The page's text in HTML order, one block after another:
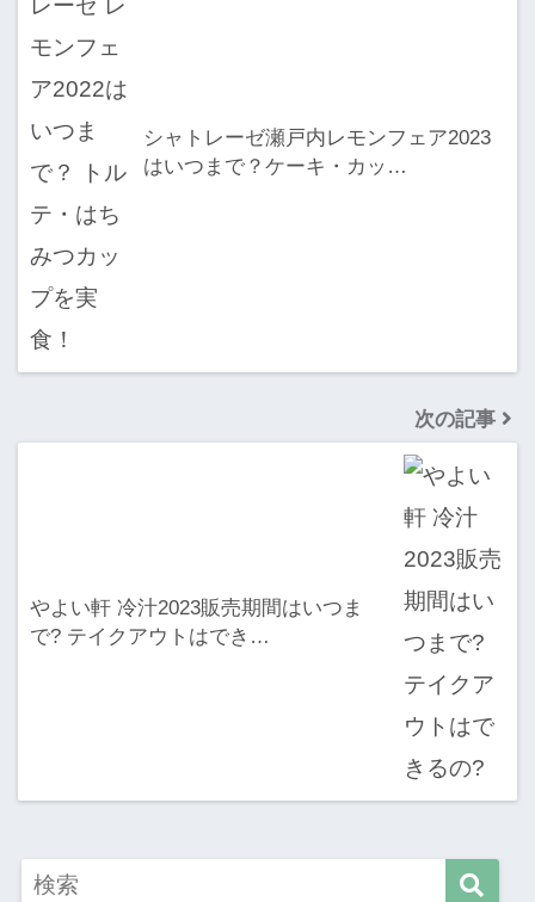
シャトレーゼ瀬戸内レモンフェア2023
はいつまで？ケーキ・カッ…
次の記事
やよい軒 冷汁2023販売期間はいつま
で? テイクアウトはでき…